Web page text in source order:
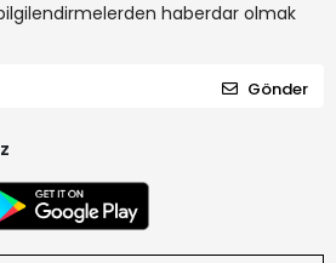
haberdar olmak
Gönder